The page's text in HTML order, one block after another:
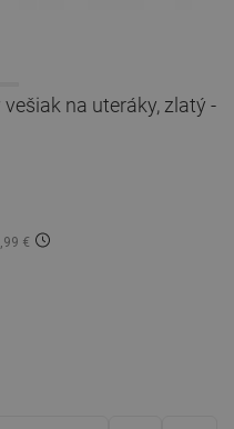
na uteráky, zlatý -
€